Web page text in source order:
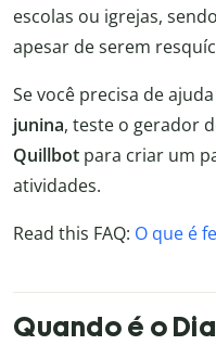
escolas ou igrejas,
apesar de serem
Se você precisa de
junina, teste o gerador
Quillbot para criar um
atividades.
Read this FAQ: O que é
Quando é o